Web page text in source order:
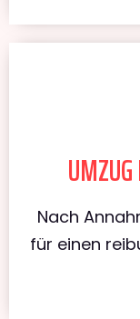
Nach
für einen